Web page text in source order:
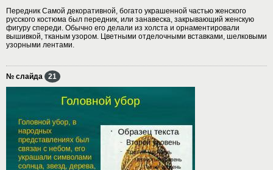
Передник Самой декоративной, богато украшенной частью женского
русского костюма был передник, или занавеска, закрывающий женскую
фигуру спереди. Обычно его делали из холста и орнаментировали
вышивкой, тканым узором. Цветными отделочными вставками, шелковыми
узорными лентами.
№ слайда 21